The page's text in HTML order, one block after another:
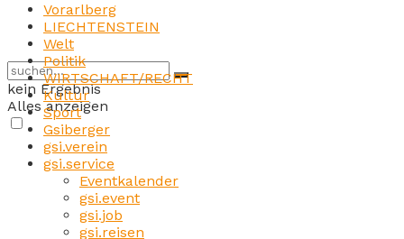
kein Ergebnis
Alles anzeigen
Vorarlberg
LIECHTENSTEIN
Welt
Politik
WIRTSCHAFT/RECHT
Kultur
Sport
Gsiberger
gsi.verein
gsi.service
Eventkalender
gsi.event
gsi.job
gsi.reisen